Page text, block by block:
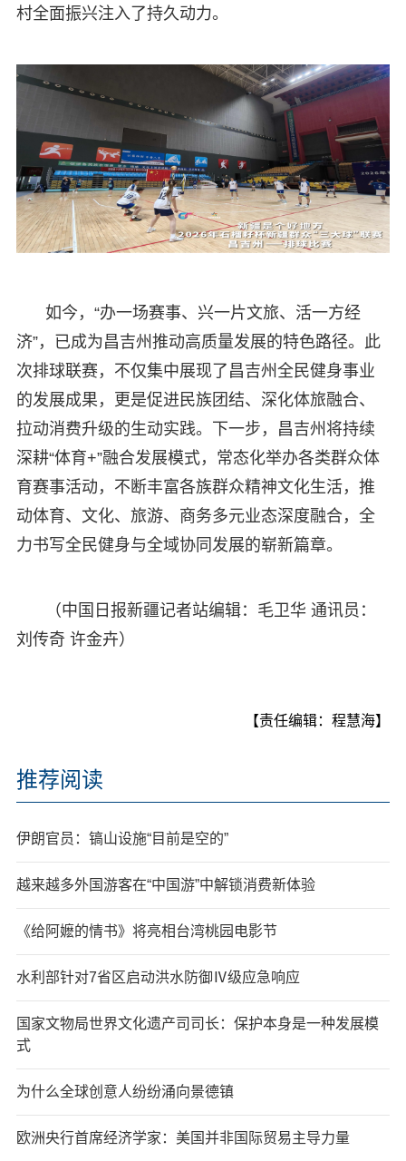
村全面振兴注入了持久动力。
如今，“办一场赛事、兴一片文旅、活一方经
济”，已成为昌吉州推动高质量发展的特色路径。此
次排球联赛，不仅集中展现了昌吉州全民健身事业
的发展成果，更是促进民族团结、深化体旅融合、
拉动消费升级的生动实践。下一步，昌吉州将持续
深耕“体育+”融合发展模式，常态化举办各类群众体
育赛事活动，不断丰富各族群众精神文化生活，推
动体育、文化、旅游、商务多元业态深度融合，全
力书写全民健身与全域协同发展的崭新篇章。
（中国日报新疆记者站编辑：毛卫华 通讯员：
刘传奇 许金卉）
【责任编辑：程慧海】
推荐阅读
伊朗官员：镐山设施“目前是空的”
越来越多外国游客在“中国游”中解锁消费新体验
《给阿嬷的情书》将亮相台湾桃园电影节
水利部针对7省区启动洪水防御Ⅳ级应急响应
国家文物局世界文化遗产司司长：保护本身是一种发展模
式
为什么全球创意人纷纷涌向景德镇
欧洲央行首席经济学家：美国并非国际贸易主导力量